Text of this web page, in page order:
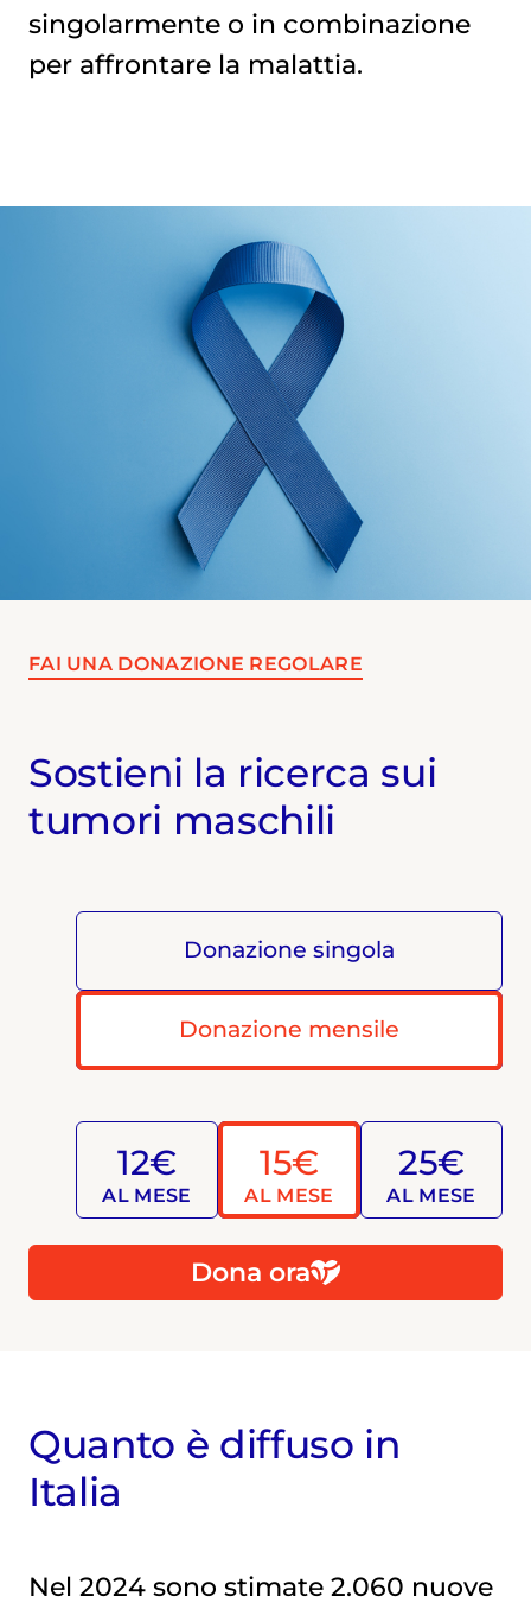
singolarmente o in combinazione
per affrontare la malattia.
FAI UNA DONAZIONE REGOLARE
Sostieni la ricerca sui
tumori maschili
Donazione singola
Donazione mensile
12€
AL MESE
15€
AL MESE
25€
AL MESE
Dona ora
Quanto è diffuso in
Italia
Nel 2024 sono stimate 2.060 nuove